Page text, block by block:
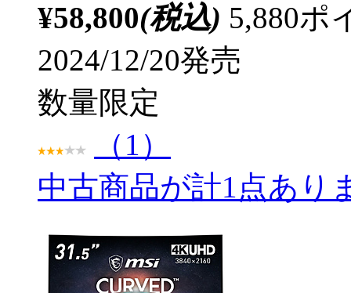
¥58,800(税込) 5,880ポ
2024/12/20発売
数量限定
（1）
中古商品が計1点あり